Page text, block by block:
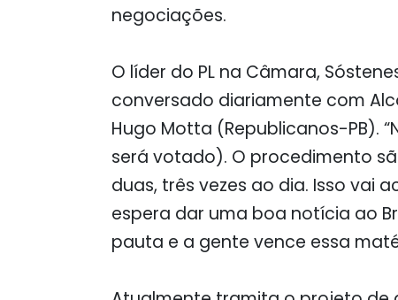
negociações.
O líder do PL na Câmara,
conversado diariamente com
Hugo Motta (Republicanos-PB).
será votado). O procedimento
duas, três vezes ao dia. Isso vai
espera dar uma boa notícia ao
pauta e a gente vence essa